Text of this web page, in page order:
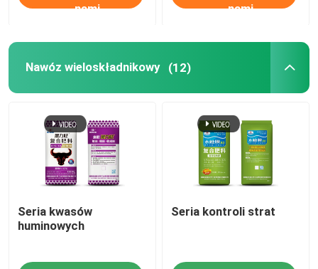
nami nami
Nawóz wieloskładnikowy (12)
Seria kwasów
huminowych
Seria kontroli strat